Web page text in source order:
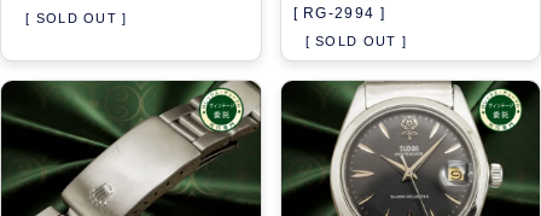
[ SOLD OUT ] [ RG-2994 ]
[ SOLD OUT ]